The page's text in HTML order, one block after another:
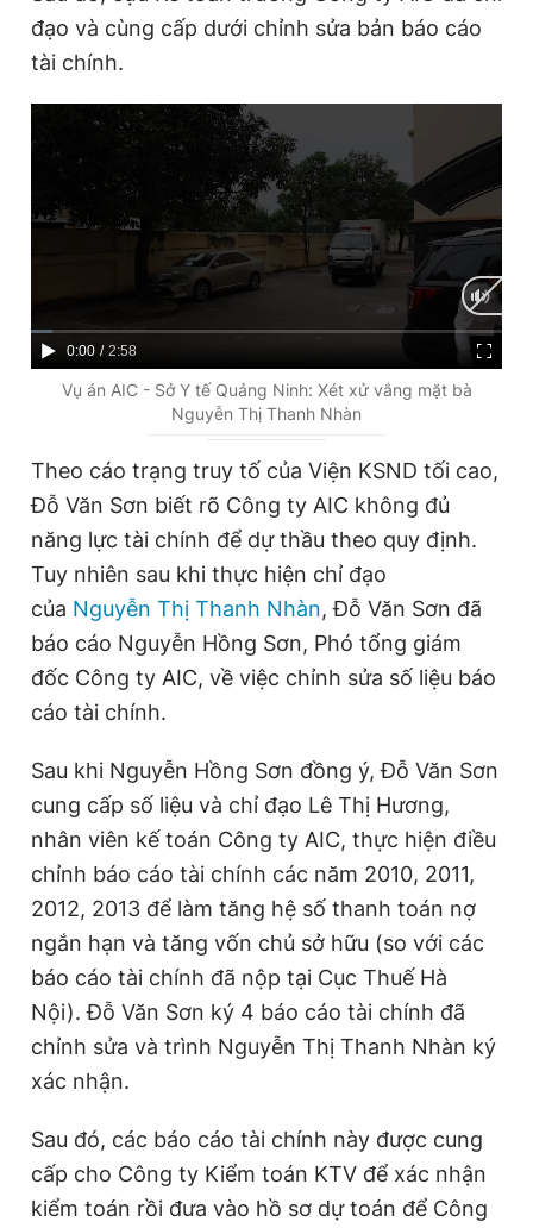
đạo và cùng cấp dưới chỉnh sửa bản báo cáo
tài chính.
C
u
T
m
e
0:00 / D
u
o
2:58
Vụ án AIC - Sở Y tế Quảng Ninh: Xét xử vắng mặt bà
Nguyễn Thị Thanh Nhàn
Theo cáo trạng truy tố của Viện KSND tối cao,
Đỗ Văn Sơn biết rõ Công ty AIC không đủ
năng lực tài chính để dự thầu theo quy định.
Tuy nhiên sau khi thực hiện chỉ đạo
của Nguyễn Thị Thanh Nhàn, Đỗ Văn Sơn đã
báo cáo Nguyễn Hồng Sơn, Phó tổng giám
đốc Công ty AIC, về việc chỉnh sửa số liệu báo
cáo tài chính.
Sau khi Nguyễn Hồng Sơn đồng ý, Đỗ Văn Sơn
cung cấp số liệu và chỉ đạo Lê Thị Hương,
nhân viên kế toán Công ty AIC, thực hiện điều
chỉnh báo cáo tài chính các năm 2010, 2011,
2012, 2013 để làm tăng hệ số thanh toán nợ
ngắn hạn và tăng vốn chủ sở hữu (so với các
báo cáo tài chính đã nộp tại Cục Thuế Hà
Nội). Đỗ Văn Sơn ký 4 báo cáo tài chính đã
chỉnh sửa và trình Nguyễn Thị Thanh Nhàn ký
xác nhận.
Sau đó, các báo cáo tài chính này được cung
cấp cho Công ty Kiểm toán KTV để xác nhận
kiểm toán rồi đưa vào hồ sơ dự toán để Công